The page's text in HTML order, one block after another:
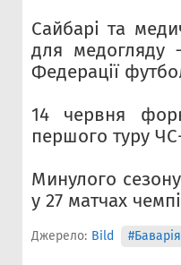
Сайбарі та
для медогляду
Федерації
14 червня
першого туру
Минулого
у 27 матчах
Джерело: Bild #Баварія